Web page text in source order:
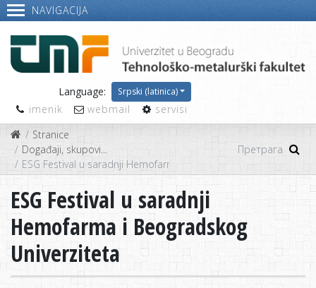
NAVIGACIJA
Language: Srpski (latinica)
imenik webmail
servisi
Stranice
Događaji, skupovi...
ESG Festival u saradnji Hemofarma i Beogradskog Univerziteta
ESG Festival u saradnji
Hemofarma i Beogradskog
Univerziteta